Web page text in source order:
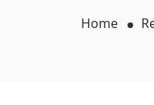
Home